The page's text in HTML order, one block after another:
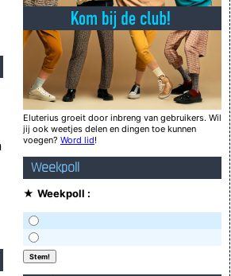
te citeren tijdens sollicitatiegesprekken
getuige van een allesverschroeiende scheet
STVV: the tables have turned inderdaad! 360°!
And I think to Marcel, what a wonderful world
I wipe my ass with the photographs
Tijd voor de coëfficiëntenpolonaise!
nog ´s moet doorgenomen worden!
Verknoei je tijd op een nuttige manier!
Geej se lèllike voel hod!
Eluterius groeit door inbreng van gebruikers. Wil
jij ook weetjes delen en dingen toe kunnen
voegen? Word lid!
Weekpoll
★ Weekpoll :